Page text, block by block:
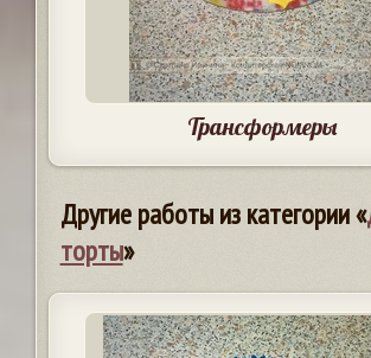
Трансформеры
Другие работы из категории «
торты»